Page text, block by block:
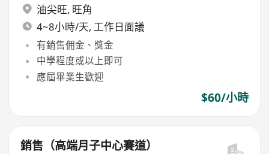
油尖旺, 旺角
4~8小時/天, 工作日面議
有銷售佣金、獎金
中學程度或以上即可
應屆畢業生歡迎
$60/小時
銷售（高端月子中心賽道）